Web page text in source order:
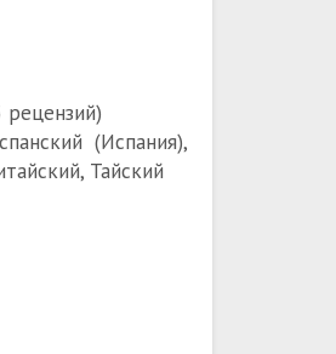
рецензий)
(Испания),
Тайский